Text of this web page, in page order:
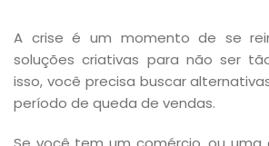
A crise é um momento de se
soluções criativas para não ser
isso, você precisa buscar
período de queda de vendas.